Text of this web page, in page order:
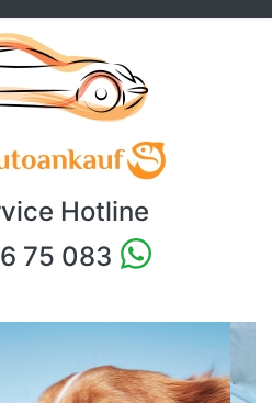
Hotline
75 083